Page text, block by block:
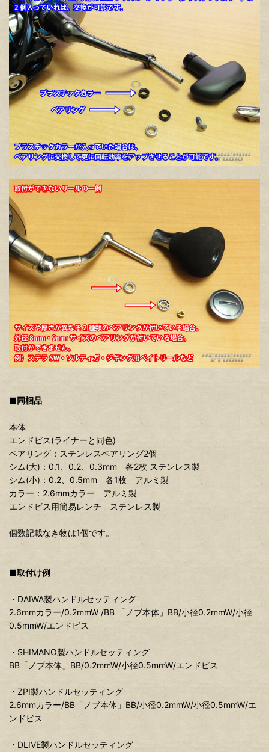
■同梱品
本体
エンドビス(ライナーと同色)
ベアリング：ステンレスベアリング2個
シム(大)：0.1、0.2、0.3mm 各2枚 ステンレス製
シム(小)：0.2、0.5mm 各1枚 アルミ製
カラー：2.6mmカラー アルミ製
エンドビス用簡易レンチ ステンレス製
個数記載なき物は1個です。
■取付け例
・DAIWA製ハンドルセッティング
2.6mmカラー/0.2mmW /BB 「ノブ本体」BB/小径0.2mmW/小径
0.5mmW/エンドビス
・SHIMANO製ハンドルセッティング
BB「ノブ本体」BB/0.2mmW/小径0.5mmW/エンドビス
・ZPI製ハンドルセッティング
2.6mmカラー/BB「ノブ本体」BB/小径0.2mmW/小径0.5mmW/エ
ンドビス
・DLIVE製ハンドルセッティング